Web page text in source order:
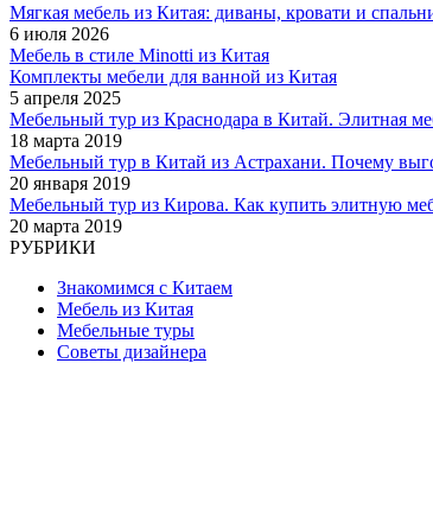
Мягкая мебель из Китая: диваны, кровати и
6 июля 2026
Мебель в стиле Minotti из Китая
Комплекты мебели для ванной из Китая
5 апреля 2025
Мебельный тур из Краснодара в Китай. Элитная
18 марта 2019
Мебельный тур в Китай из Астрахани. Почему
20 января 2019
Мебельный тур из Кирова. Как купить элитную
20 марта 2019
РУБРИКИ
Знакомимся с Китаем
Мебель из Китая
Мебельные туры
Советы дизайнера